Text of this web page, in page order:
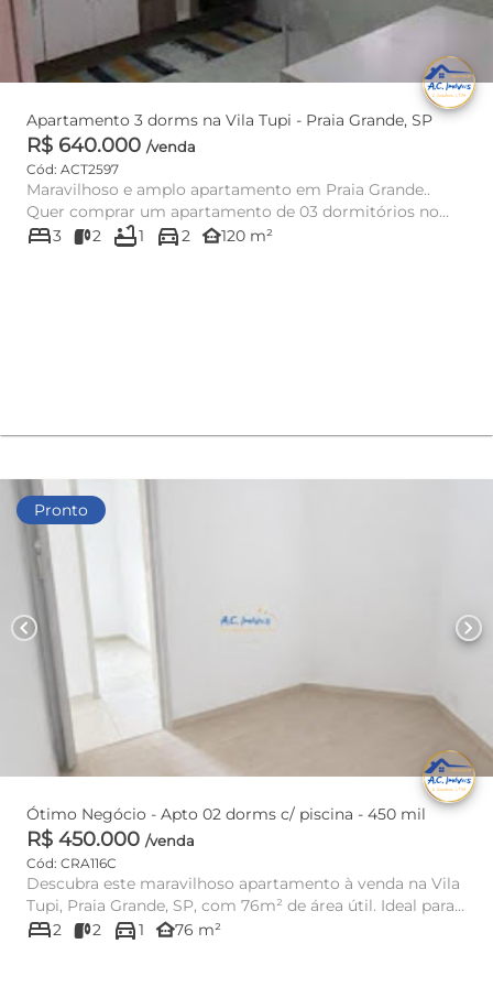
Apartamento 3 dorms na Vila Tupi - Praia Grande, SP
R$ 640.000 /venda
Cód: ACT2597
Maravilhoso e amplo apartamento em Praia Grande..
Quer comprar um apartamento de 03 dormitórios no
litoral? O imóvel es...
bed3 2 bathtub1 directions_car2 other_houses120 m²
Pronto
chevron_left chevron_right
Ótimo Negócio - Apto 02 dorms c/ piscina - 450 mil
R$ 450.000 /venda
Cód: CRA116C
Descubra este maravilhoso apartamento à venda na Vila
Tupi, Praia Grande, SP, com 76m² de área útil. Ideal para
quem bus...
bed2 2 directions_car1 other_houses76 m²